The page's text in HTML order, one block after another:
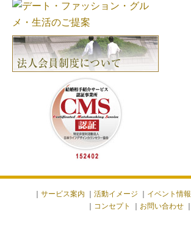
サービス案内 活動イメージ イベント情報
コンセプト お問い合わせ｜